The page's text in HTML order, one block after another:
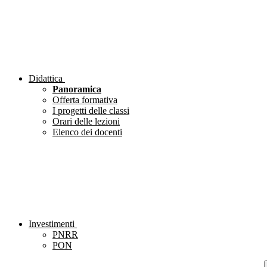
Didattica
Panoramica
Offerta formativa
I progetti delle classi
Orari delle lezioni
Elenco dei docenti
Investimenti
PNRR
PON